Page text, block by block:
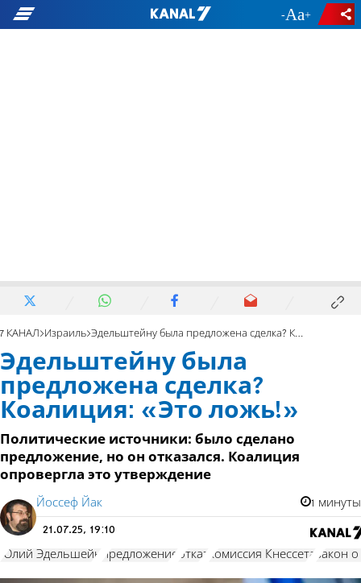
- +
7 КАНАЛ Израиль Эдельштейну была предложена сделка? Коалиция: «Это ложь!»
Эдельштейну была
предложена сделка?
Коалиция: «Это ложь!»
Политические источники: было сделано
предложение, но он отказался. Коалиция
опровергла это утверждение
Йоссеф Йак 1 минуты
21.07.25, 19:10
Юлий Эдельшейн предложение отказ комиссия Кнессета закон